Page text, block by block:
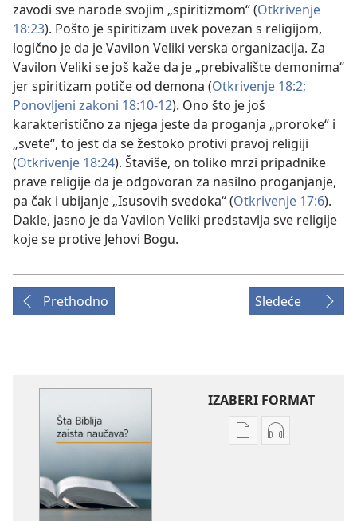
zavodi sve narode svojim „spiritizmom“ (Otkrivenje
18:23). Pošto je spiritizam uvek povezan s religijom,
logično je da je Vavilon Veliki verska organizacija. Za
Vavilon Veliki se još kaže da je „prebivalište demonima“
jer spiritizam potiče od demona (Otkrivenje 18:2;
Ponovljeni zakoni 18:10-12). Ono što je još
karakteristično za njega jeste da proganja „proroke“ i
„svete“, to jest da se žestoko protivi pravoj religiji
(Otkrivenje 18:24). Štaviše, on toliko mrzi pripadnike
prave religije da je odgovoran za nasilno proganjanje,
pa čak i ubijanje „Isusovih svedoka“ (Otkrivenje 17:6).
Dakle, jasno je da Vavilon Veliki predstavlja sve religije
koje se protive Jehovi Bogu.
Prethodno Sledeće
IZABERI FORMAT
FormatiFormati